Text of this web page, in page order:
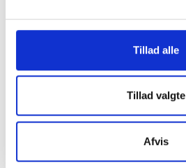
Tillad alle
Tillad valgte
Afvis